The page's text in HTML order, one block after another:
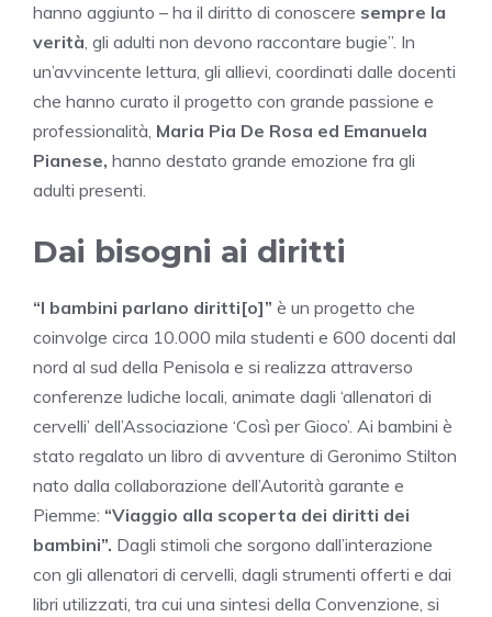
hanno aggiunto – ha il diritto di conoscere sempre la
verità, gli adulti non devono raccontare bugie”. In
un’avvincente lettura, gli allievi, coordinati dalle docenti
che hanno curato il progetto con grande passione e
professionalità, Maria Pia De Rosa ed Emanuela
Pianese, hanno destato grande emozione fra gli
adulti presenti.
Dai bisogni ai diritti
“I bambini parlano diritti[o]” è un progetto che
coinvolge circa 10.000 mila studenti e 600 docenti dal
nord al sud della Penisola e si realizza attraverso
conferenze ludiche locali, animate dagli ‘allenatori di
cervelli’ dell’Associazione ‘Così per Gioco’. Ai bambini è
stato regalato un libro di avventure di Geronimo Stilton
nato dalla collaborazione dell’Autorità garante e
Piemme: “Viaggio alla scoperta dei diritti dei
bambini”. Dagli stimoli che sorgono dall’interazione
con gli allenatori di cervelli, dagli strumenti offerti e dai
libri utilizzati, tra cui una sintesi della Convenzione, si